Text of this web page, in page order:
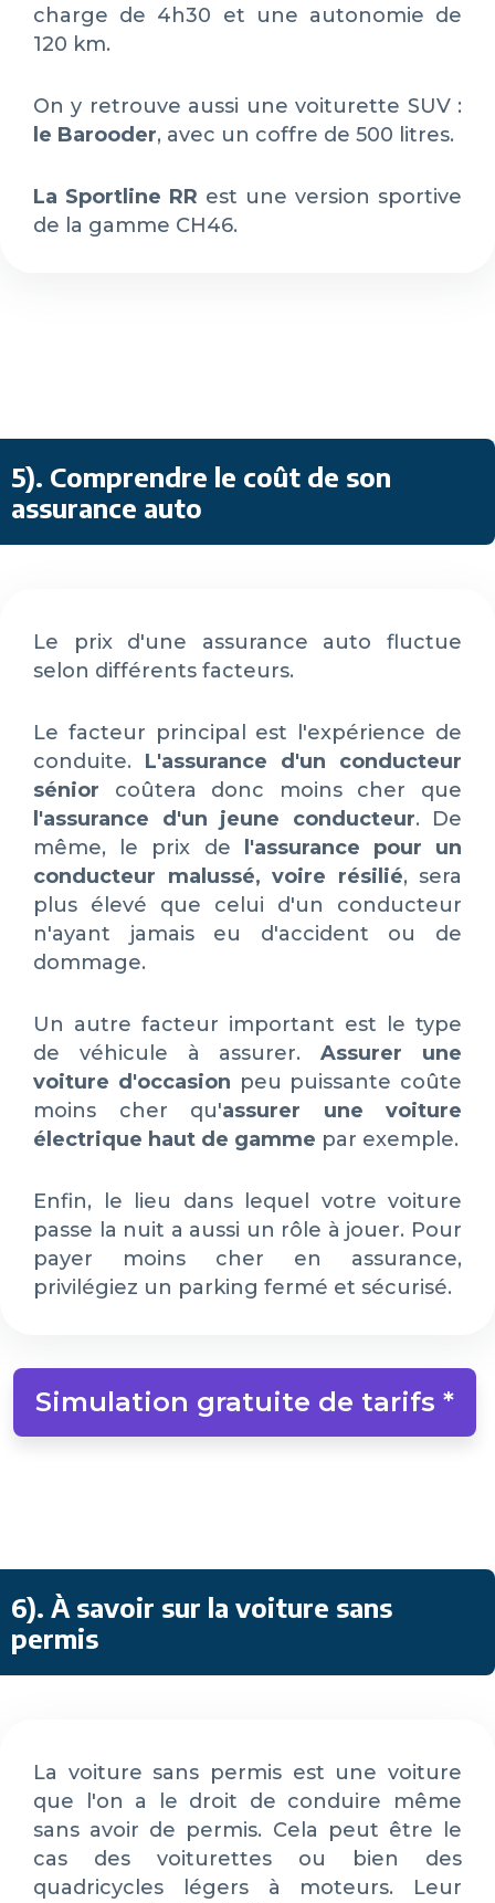
charge de 4h30 et une autonomie de
120 km.
On y retrouve aussi une voiturette SUV :
le Barooder, avec un coffre de 500 litres.
La Sportline RR est une version sportive
de la gamme CH46.
5). Comprendre le coût de son
assurance auto
Le prix d'une assurance auto fluctue
selon différents facteurs.
Le facteur principal est l'expérience de
conduite. L'assurance d'un conducteur
sénior coûtera donc moins cher que
l'assurance d'un jeune conducteur. De
même, le prix de
l'assurance pour un
conducteur malussé, voire résilié, sera
plus élevé que celui d'un conducteur
n'ayant jamais eu d'accident ou de
dommage.
Un autre facteur important est le type
de véhicule à assurer.Assurer une
voiture d'occasion peu puissante coûte
moins cher qu'assurer une voiture
électrique haut de gamme par exemple.
Enfin, le lieu dans lequel votre voiture
passe la nuit a aussi un rôle à jouer. Pour
payer moins cher en assurance,
privilégiez un parking fermé et sécurisé.
Simulation gratuite de tarifs *
6). À savoir sur la voiture sans
permis
La voiture sans permis est une voiture
que l'on a le droit de conduire même
sans avoir de permis. Cela peut être le
cas des voiturettes ou bien des
quadricycles légers à moteurs. Leur